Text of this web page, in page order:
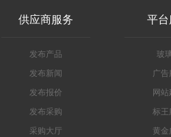
供应商服务
发布产品
发布新闻
发布报价
发布采购
采购大厅
平
玻
广告
网
标王
黄金